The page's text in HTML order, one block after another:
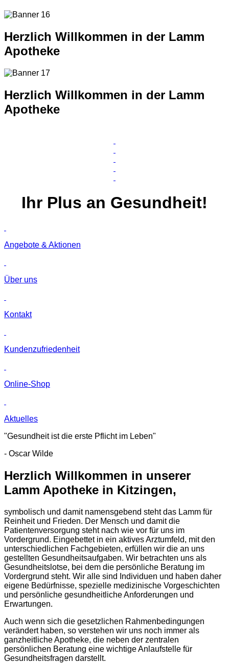
Herzlich Willkommen in der Lamm
Apotheke
Herzlich Willkommen in der Lamm
Apotheke
Ihr Plus an Gesundheit!
Angebote & Aktionen
Über uns
Kontakt
Kunden­zufriedenheit
Online-Shop
Aktuelles
"Gesundheit ist die erste Pflicht im Leben"
- Oscar Wilde
Herzlich Willkommen in unserer
Lamm Apotheke in Kitzingen,
symbolisch und damit namensgebend steht das Lamm für
Reinheit und Frieden. Der Mensch und damit die
Patientenversorgung steht nach wie vor für uns im
Vordergrund. Eingebettet in ein aktives Arztumfeld, mit den
unterschiedlichen Fachgebieten, erfüllen wir die an uns
gestellten Gesundheitsaufgaben. Wir betrachten uns als
Gesundheitslotse, bei dem die persönliche Beratung im
Vordergrund steht. Wir alle sind Individuen und haben daher
eigene Bedürfnisse, spezielle medizinische Vorgeschichten
und persönliche gesundheitliche Anforderungen und
Erwartungen.
Auch wenn sich die gesetzlichen Rahmenbedingungen
verändert haben, so verstehen wir uns noch immer als
ganzheitliche Apotheke, die neben der zentralen
persönlichen Beratung eine wichtige Anlaufstelle für
Gesundheitsfragen darstellt.